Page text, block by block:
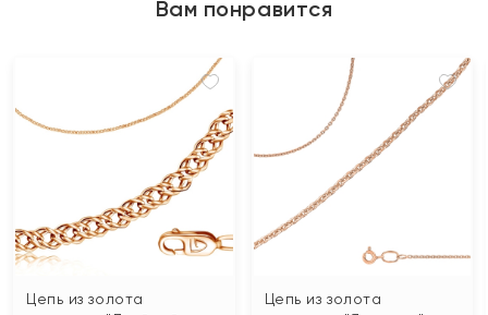
Вам понравится
Цепь из золота
Цепь из золота